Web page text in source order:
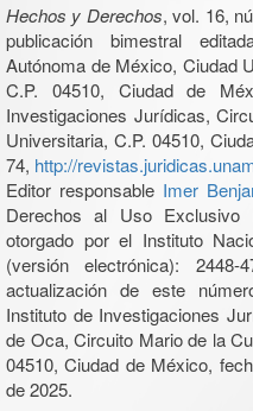
Hechos y Derechos, vol. 16,
publicación bimestral
Autónoma de México, Ciudad
C.P. 04510, Ciudad de
Investigaciones Jurídicas,
Universitaria, C.P. 04510,
74, http://
Editor responsable Imer
Derechos al Uso Exclusivo
otorgado por el Instituto
(versión electrónica):
actualización de este
Instituto de Investigaciones
de Oca, Circuito Mario de la
04510, Ciudad de México,
de 2025.